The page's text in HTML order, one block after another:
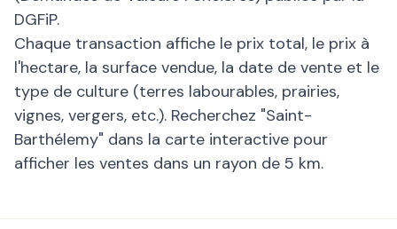
DGFiP.
Chaque transaction affiche le prix total, le prix à
l'hectare, la surface vendue, la date de vente et le
type de culture (terres labourables, prairies,
vignes, vergers, etc.). Recherchez "Saint-
Barthélemy" dans la carte interactive pour
afficher les ventes dans un rayon de 5 km.